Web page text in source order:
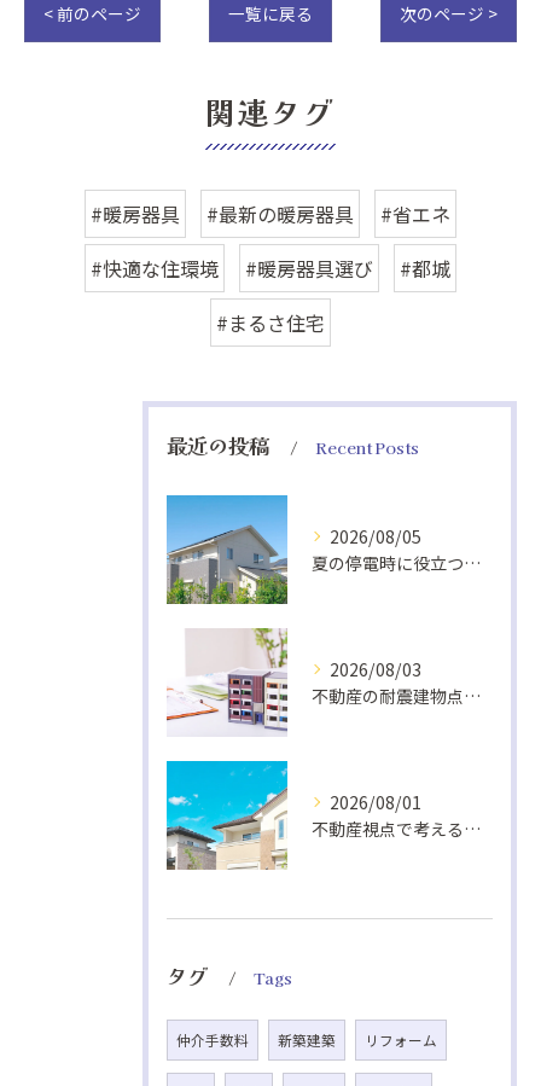
< 前のページ 一覧に戻る 次のページ >
関連タグ
#暖房器具 #最新の暖房器具
#省エネ
#快適な住環境
#暖房器具選び
#都城
#まるさ住宅
最近の投稿 Recent Posts
2026/08/05
夏の停電時に役立つ非常食と快適グッズ
2026/08/03
不動産の耐震建物点検基準解説
2026/08/01
不動産視点で考える室内熱中症対策の換気法
タグ Tags
仲介手数料 新築建築 リフォーム